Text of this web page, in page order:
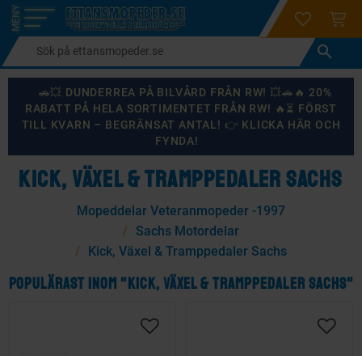
Meny
login
🚗💥 DUNDERREA PÅ BILVÅRD FRÅN RW! 💥🚗🔥 20%
RABATT PÅ HELA SORTIMENTET FRÅN RW! 🔥⏳ FÖRST
TILL KVARN – BEGRÄNSAT ANTAL! 👉 KLICKA HÄR OCH
FYNDA!
KICK, VÄXEL & TRAMPPEDALER SACHS
Mopeddelar Veteranmopeder -1997
Sachs Motordelar
Kick, Växel & Tramppedaler Sachs
POPULÄRAST INOM "KICK, VÄXEL & TRAMPPEDALER SACHS"